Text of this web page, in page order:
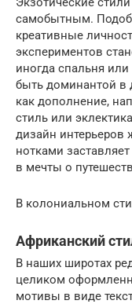
самобытным.
креативные
экспериментов
иногда спальня
быть доминантой в
как дополнение,
стиль или
дизайн
нотками
в мечты о
В колониальном
Африканский
В наших широтах
целиком
мотивы в виде